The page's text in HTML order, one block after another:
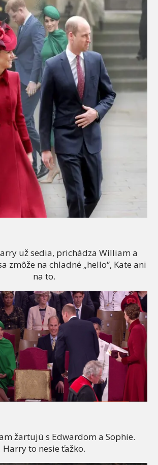
už sedia, prichádza William a
zmôže na chladné „hello“, Kate ani
na to.
žartujú s Edwardom a Sophie.
Harry to nesie ťažko.